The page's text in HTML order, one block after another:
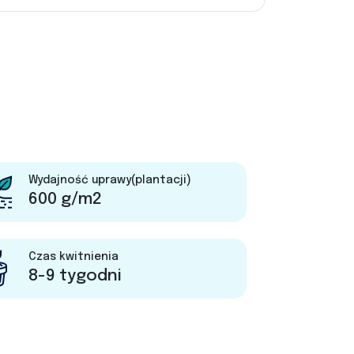
Wydajność uprawy(plantacji)
600 g/m2
Czas kwitnienia
8-9 tygodni